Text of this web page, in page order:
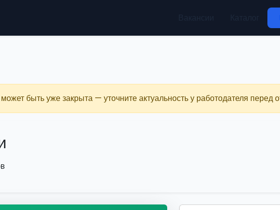
быть уже закрыта — уточните актуальность у работодателя перед